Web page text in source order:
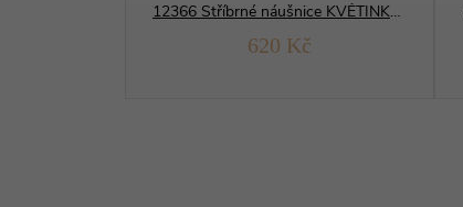
12366 Stříbrné náušnice KVĚTINKA zářivá
620 Kč